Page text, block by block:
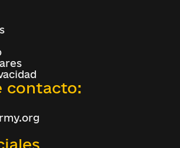
contacto: